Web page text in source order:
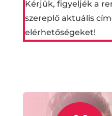
Kérjük, figyeljék a
szereplő aktuális
elérhetőségeket!